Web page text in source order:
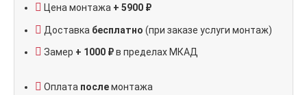
Цена монтажа + 5900 ₽
Доставка бесплатно (при заказе услуги монтаж)
Замер + 1000 ₽в пределах МКАД
Оплата послемонтажа